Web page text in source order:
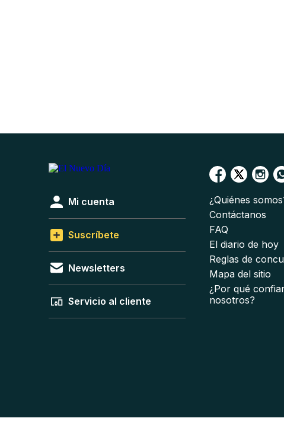
Mi cuenta
Suscríbete
Newsletters
Servicio al cliente
¿Quiénes
Contáctanos
FAQ
El diario de hoy
Reglas de
Mapa del sitio
¿Por qué
nosotros?